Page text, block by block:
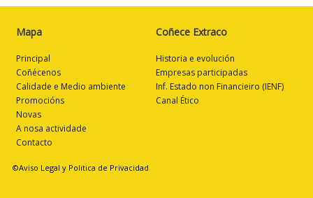
Mapa
Principal
Coñécenos
Calidade e Medio ambiente
Promocións
Novas
A nosa actividade
Contacto
Coñece Extraco
Historia e evolución
Empresas participadas
Inf. Estado non Financieiro (IENF)
Canal Ético
©Aviso Legal y Politica de Privacidad